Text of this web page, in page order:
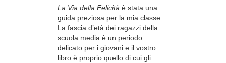
La Via della Felicità è stata una
guida preziosa per la mia classe.
La fascia d’età dei ragazzi della
scuola media è un periodo
delicato per i giovani e il vostro
libro è proprio quello di cui gli